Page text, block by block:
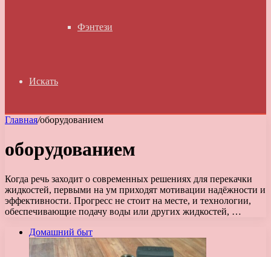
Фэнтези
Искать
Главная/оборудованием
оборудованием
Когда речь заходит о современных решениях для перекачки
жидкостей, первыми на ум приходят мотивации надёжности и
эффективности. Прогресс не стоит на месте, и технологии,
обеспечивающие подачу воды или других жидкостей, …
Домашний быт